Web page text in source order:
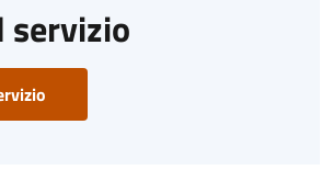
servizio